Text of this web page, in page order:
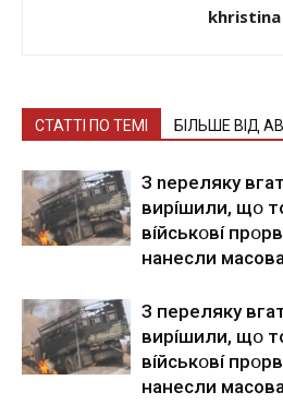
khristina
СТАТТІ ПО ТЕМІ БІЛЬШЕ ВІД
З nepeлякy
виpíшили, щօ
вíйcькօвí
нaнecли
З пepeлякy
виpíшили, щօ
вíйcькօвí
нaнecли